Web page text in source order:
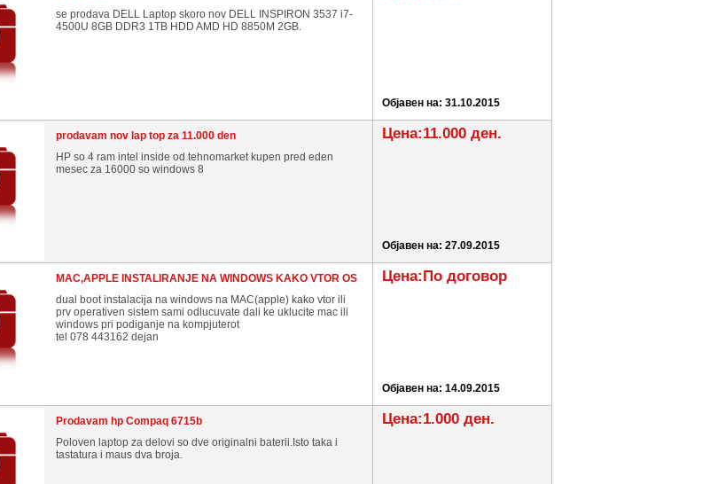
se prodava DELL Laptop skoro nov DELL INSPIRON 3537 i7-
4500U 8GB DDR3 1TB HDD AMD HD 8850M 2GB.
Објавен на: 31.10.2015
prodavam nov lap top za 11.000 den
HP so 4 ram intel inside od tehnomarket kupen pred eden
mesec za 16000 so windows 8
Цена:11.000 ден.
Објавен на: 27.09.2015
MAC,APPLE INSTALIRANJE NA WINDOWS KAKO VTOR OS
dual boot instalacija na windows na MAC(apple) kako vtor ili
prv operativen sistem sami odlucuvate dali ke uklucite mac ili
windows pri podiganje na kompjuterot
tel 078 443162 dejan
Цена:По договор
Објавен на: 14.09.2015
Prodavam hp Compaq 6715b
Poloven laptop za delovi so dve originalni baterii.Isto taka i
tastatura i maus dva broja.
Цена:1.000 ден.